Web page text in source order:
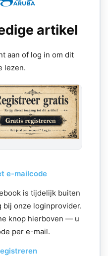
artikel
aan of log in om dit
lezen.
e-mailcode
is tijdelijk buiten
onze loginprovider.
knop hierboven — u
per e-mail.